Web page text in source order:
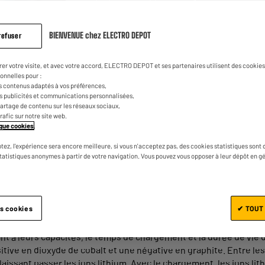
lithium. Que ce soit votre smartphone,
appareil électrique, la batterie au lithium
les tenants et aboutissants de ce produit.
pour smartphone ?
batteries lithium-ion. Il y a deux types de batteries
compactes et faciles à fabriquer pour les
De plus, la capacité de la mémoire est meilleure que les
du li-ion. Elles sont bien adaptées aux technologies
à leurs capacités, le temps de chargement et la durée de
en dioxyde de cobalt et une négative en graphite. Entre
BIENVENUE chez ELECTRO DEPOT
votre visite, et avec votre accord, ELECTRO DEPOT et ses partenaires utilisent des
pour :
contenus adaptés à vos préférences,
publicités et communications personnalisées,
de contenu sur les réseaux sociaux,
sur notre site web.
cookies
l'expérience sera encore meilleure, si vous n'acceptez pas, des cookies statistiques sont
anonymes à partir de votre navigation. Vous pouvez vous opposer à leur dépôt en
cookies ✔ TOUT